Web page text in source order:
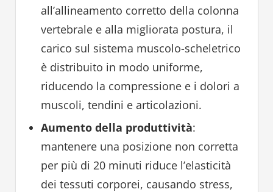
all’allineamento corretto della colonna
vertebrale e alla migliorata postura, il
carico sul sistema muscolo-scheletrico
è distribuito in modo uniforme,
riducendo la compressione e i dolori a
muscoli, tendini e articolazioni.
Aumento della produttività:
mantenere una posizione non corretta
per più di 20 minuti riduce l’elasticità
dei tessuti corporei, causando stress,